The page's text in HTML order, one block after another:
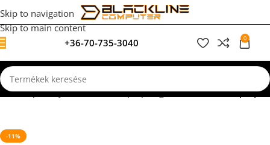
Skip to navigation
Skip to main content
+36-70-735-3040
0
Kezdőlap Felújított, használt laptopok garanciával Dell Laptopok
-11%